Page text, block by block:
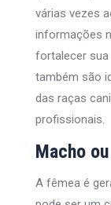
várias vezes
informações
fortalecer
também são
das raças
profissionais.
Macho
A fêmea é